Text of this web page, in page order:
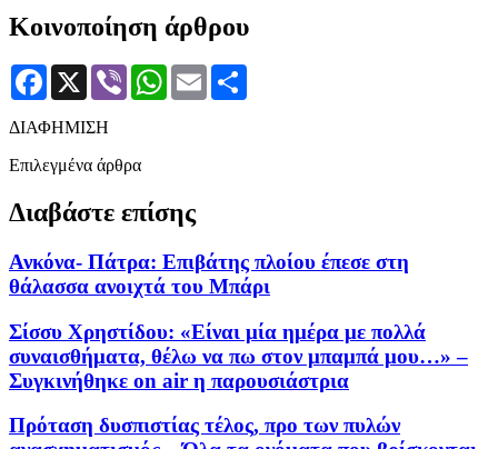
Κοινοποίηση άρθρου
Facebook
X Viber WhatsApp
Email
ΔΙΑΦΗΜΙΣΗ
Επιλεγμένα άρθρα
Διαβάστε επίσης
Ανκόνα- Πάτρα: Επιβάτης πλοίου έπεσε στη
θάλασσα ανοιχτά του Μπάρι
Σίσσυ Χρηστίδου: «Είναι μία ημέρα με πολλά
συναισθήματα, θέλω να πω στον μπαμπά μου…» –
Συγκινήθηκε on air η παρουσιάστρια
Πρόταση δυσπιστίας τέλος, προ των πυλών